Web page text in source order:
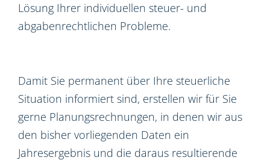
Lösung Ihrer individuellen steuer- und
abgabenrechtlichen Probleme.
Damit Sie permanent über Ihre steuerliche
Situation informiert sind, erstellen wir für Sie
gerne Planungsrechnungen, in denen wir aus
den bisher vorliegenden Daten ein
Jahresergebnis und die daraus resultierende